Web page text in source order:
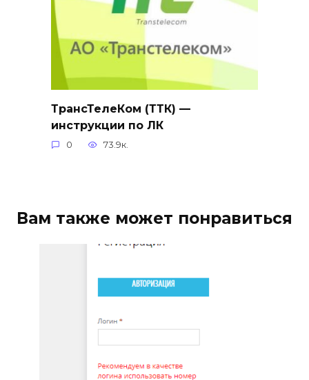
ТрансТелеКом (ТТК) —
инструкции по ЛК
0 73.9к.
Вам также может понравиться